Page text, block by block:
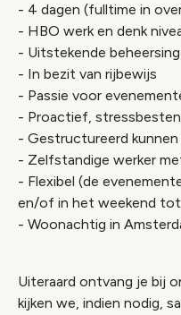
- 4 dagen (fulltime in
- HBO werk en denk
- Uitstekende
- In bezit van rijbewijs
- Passie voor
- Proactief,
- Gestructureerd kunnen
- Zelfstandige werker
- Flexibel (de
en/of in het weekend tot
- Woonachtig in
Uiteraard ontvang je bij
kijken we, indien nodig,